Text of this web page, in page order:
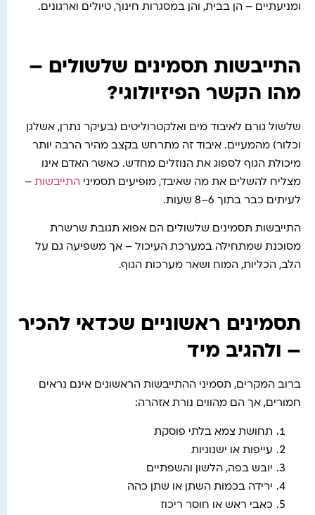
ומניעתיים – הן בבית, והן במסגרות חינוך, טיולים וארגונים.
התייבשות תסמינים שלשולים –
מהו הקשר הפיזיולוגי?
שלשול גורם לאיבוד מים ואלקטרוליטים (בעיקר נתרן, אשלגן
וכלור) מהמעיים. איבוד זה מתרחש בקצב מהיר הרבה יותר
מיכולת הגוף לספוג את הנוזלים מחדש. כאשר האדם אינו
מצליח להשלים את מה שאיבד, מופיעים תסמיני התייבשות –
לעיתים כבר בתוך 6–8 שעות.
התייבשות תסמינים שלשולים הם אפוא תגובת שרשרת
מסוכנת שמתחילה במערכת העיכול – אך משפיעה גם על
הלב, הכליות, המוח ושאר מערכות הגוף.
תסמינים ראשוניים שכדאי להכיר
– ולהגיב מיד
ברוב המקרים, תסמיני ההתייבשות הראשונים אינם נראים
חמורים, אך הם מהווים נורת אזהרה:
תחושת צמא בלתי פוסקת
עייפות או ישנוניות
יובש בפה, הלשון והשפתיים
ירידה בכמות השתן או שתן כהה
כאבי ראש או חוסר ריכוז